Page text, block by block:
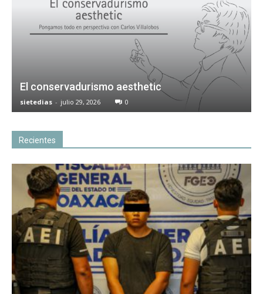
El conservadurismo aesthetic
sietedias - julio 29, 2026 0
Recientes